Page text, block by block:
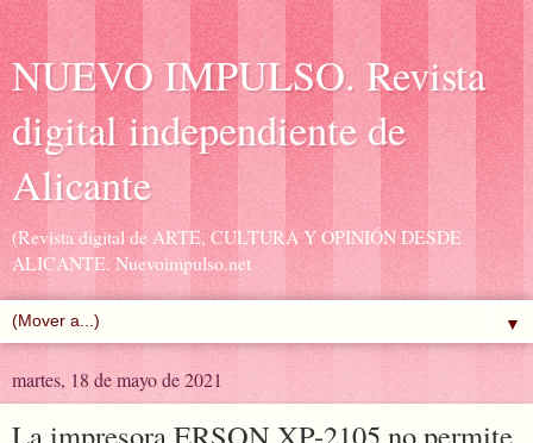
NUEVO IMPULSO. Revista
digital independiente de
Alicante
(Revista digital de ARTE, CULTURA Y OPINIÓN DESDE
ALICANTE. Nuevoimpulso.net
▼
martes, 18 de mayo de 2021